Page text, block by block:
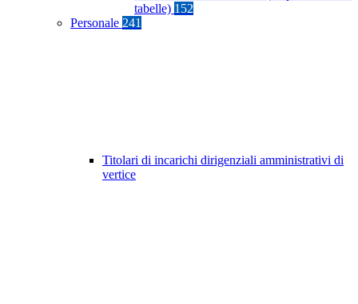
tabelle) 152
Personale 241
Titolari di incarichi dirigenziali amministrativi di
vertice